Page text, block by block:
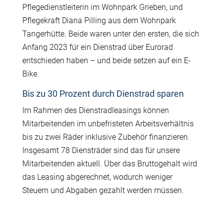
Pflegedienstleiterin im Wohnpark Grieben, und
Pflegekraft Diana Pilling aus dem Wohnpark
Tangerhütte. Beide waren unter den ersten, die sich
Anfang 2023 für ein Dienstrad über Eurorad
entschieden haben – und beide setzen auf ein E-
Bike.
Bis zu 30 Prozent durch Dienstrad sparen
Im Rahmen des Dienstradleasings können
Mitarbeitenden im unbefristeten Arbeitsverhältnis
bis zu zwei Räder inklusive Zubehör finanzieren.
Insgesamt 78 Diensträder sind das für unsere
Mitarbeitenden aktuell. Über das Bruttogehalt wird
das Leasing abgerechnet, wodurch weniger
Steuern und Abgaben gezahlt werden müssen.